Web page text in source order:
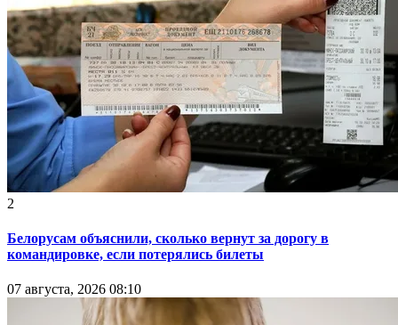
2
Белорусам объяснили, сколько вернут за дорогу в
командировке, если потерялись билеты
07 августа, 2026 08:10